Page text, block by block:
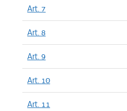
Art. 7
Art. 8
Art. 9
Art. 10
Art. 11